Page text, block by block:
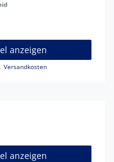
anzeigen
Versandkosten
anzeigen